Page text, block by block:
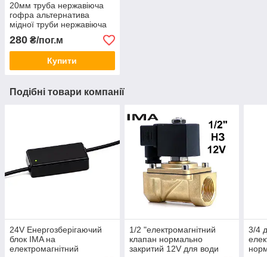
20мм труба нержавіюча
гофра альтернатива
мідної труби нержавіюча
гофротруба гофрована
280 ₴/пог.м
Купити
Подібні товари компанії
24V Енергозберігаючий
блок IMA на
електромагнітний
1/2 "електромагнітний
клапан нормально
закритий 12V для води
3/4